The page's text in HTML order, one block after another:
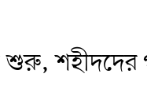
শুরু,